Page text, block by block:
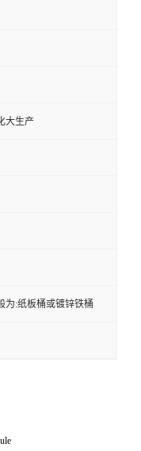
大生产
为:纸板桶或镀锌铁桶